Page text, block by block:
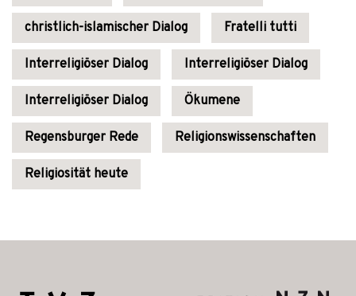
christlich-islamischer Dialog Fratelli tutti
Interreligiöser Dialog Interreligiöser Dialog
Interreligiöser Dialog Ökumene
Regensburger Rede Religionswissenschaften
Religiosität heute